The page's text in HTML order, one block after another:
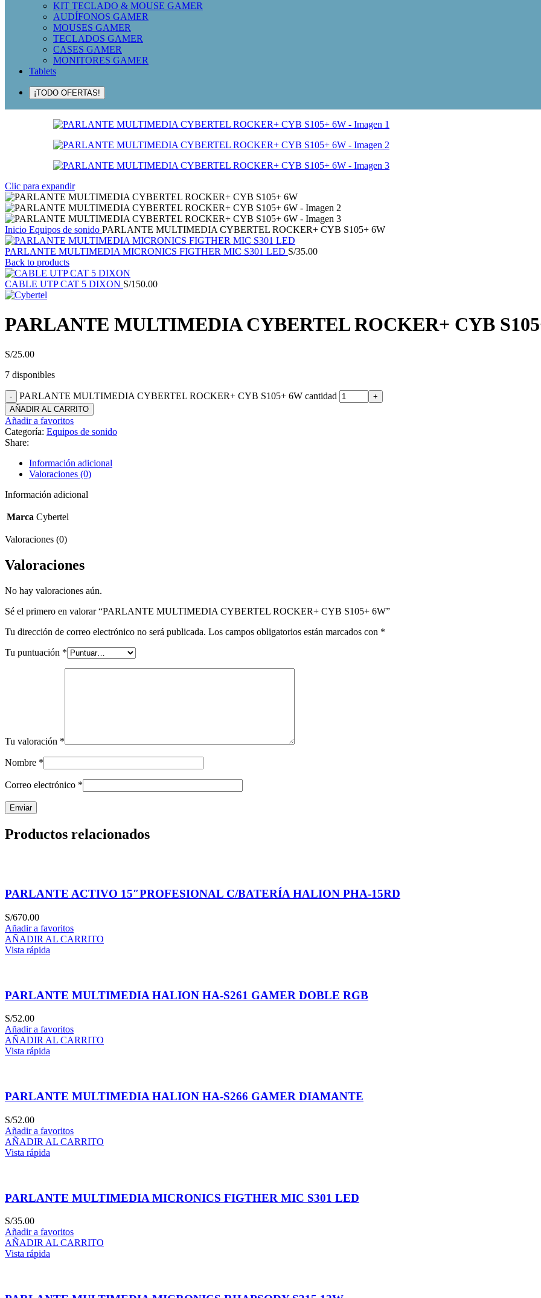
KIT TECLADO & MOUSE GAMER
AUDÍFONOS GAMER
MOUSES GAMER
TECLADOS GAMER
CASES GAMER
MONITORES GAMER
Tablets
¡TODO OFERTAS!
Clic para expandir
Inicio Equipos de sonido PARLANTE MULTIMEDIA CYBERTEL ROCKER+ CYB S105+ 6W
PARLANTE MULTIMEDIA MICRONICS FIGTHER MIC S301 LED S/35.00
Back to products
CABLE UTP CAT 5 DIXON S/150.00
PARLANTE MULTIMEDIA CYBERTEL ROCKER+ CYB
S/25.00
7 disponibles
PARLANTE MULTIMEDIA CYBERTEL ROCKER+ CYB S105+ 6W cantidad
AÑADIR AL CARRITO
Añadir a favoritos
Categoría: Equipos de sonido
Share:
Información adicional
Valoraciones (0)
Información adicional
Marca Cybertel
Valoraciones (0)
Valoraciones
No hay valoraciones aún.
Sé el primero en valorar “PARLANTE MULTIMEDIA CYBERTEL ROCKER+ CYB S105+ 6W”
Tu dirección de correo electrónico no será publicada. Los campos obligatorios están marcados con *
Tu puntuación *
Tu valoración *
Nombre *
Correo electrónico *
Productos relacionados
PARLANTE ACTIVO 15″PROFESIONAL C/BATERÍA HALION PHA-15RD
S/670.00
Añadir a favoritos
AÑADIR AL CARRITO
Vista rápida
PARLANTE MULTIMEDIA HALION HA-S261 GAMER DOBLE RGB
S/52.00
Añadir a favoritos
AÑADIR AL CARRITO
Vista rápida
PARLANTE MULTIMEDIA HALION HA-S266 GAMER DIAMANTE
S/52.00
Añadir a favoritos
AÑADIR AL CARRITO
Vista rápida
PARLANTE MULTIMEDIA MICRONICS FIGTHER MIC S301 LED
S/35.00
Añadir a favoritos
AÑADIR AL CARRITO
Vista rápida